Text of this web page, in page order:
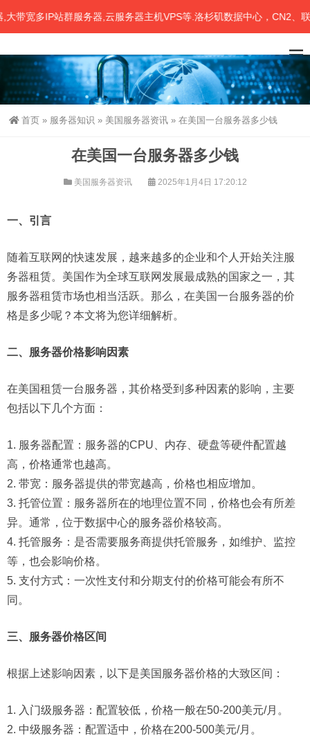
多IP站群服务器,云服务器主机VPS等.洛杉矶数据中心，CN2、联通
首页 » 服务器知识 » 美国服务器资讯 » 在美国一台服务器多少钱
在美国一台服务器多少钱
美国服务器资讯 2025年1月4日 17:20:12
一、引言
随着互联网的快速发展，越来越多的企业和个人开始关注服
务器租赁。美国作为全球互联网发展最成熟的国家之一，其
服务器租赁市场也相当活跃。那么，在美国一台服务器的价
格是多少呢？本文将为您详细解析。
二、服务器价格影响因素
在美国租赁一台服务器，其价格受到多种因素的影响，主要
包括以下几个方面：
1. 服务器配置：服务器的CPU、内存、硬盘等硬件配置越
高，价格通常也越高。
2. 带宽：服务器提供的带宽越高，价格也相应增加。
3. 托管位置：服务器所在的地理位置不同，价格也会有所差
异。通常，位于数据中心的服务器价格较高。
4. 托管服务：是否需要服务商提供托管服务，如维护、监控
等，也会影响价格。
5. 支付方式：一次性支付和分期支付的价格可能会有所不
同。
三、服务器价格区间
根据上述影响因素，以下是美国服务器价格的大致区间：
1. 入门级服务器：配置较低，价格一般在50-200美元/月。
2. 中级服务器：配置适中，价格在200-500美元/月。